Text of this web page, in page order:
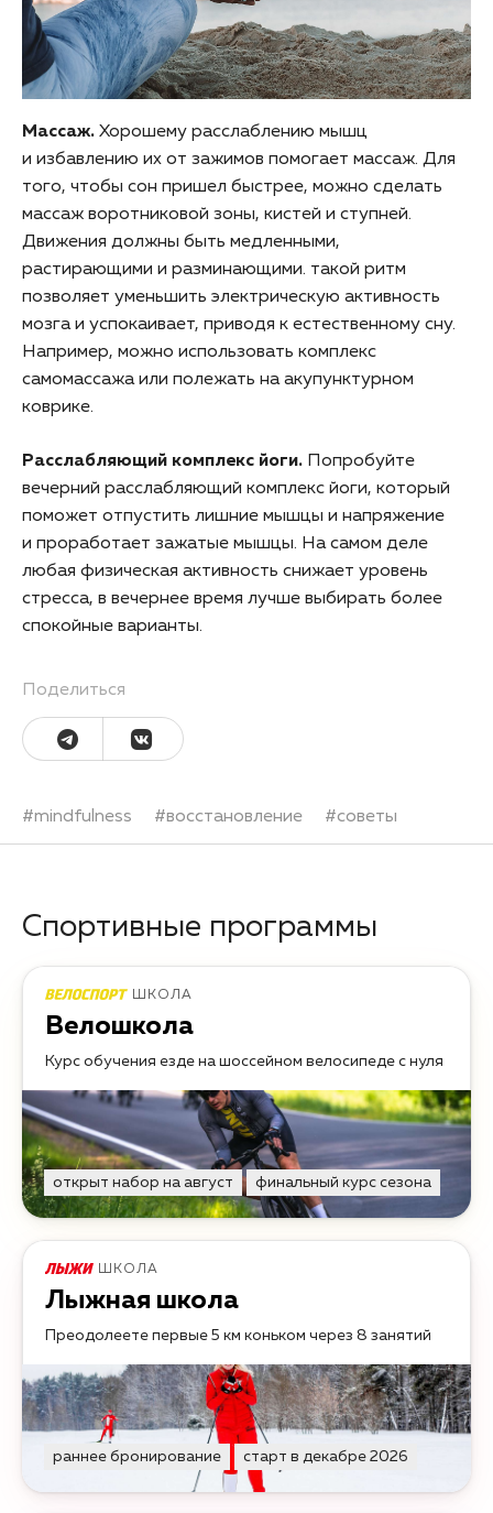
Массаж. Хорошему расслаблению мышц
и избавлению их от зажимов помогает массаж. Для
того, чтобы сон пришел быстрее, можно сделать
массаж воротниковой зоны, кистей и ступней.
Движения должны быть медленными,
растирающими и разминающими. такой ритм
позволяет уменьшить электрическую активность
мозга и успокаивает, приводя к естественному сну.
Например, можно использовать комплекс
самомассажа или полежать на акупунктурном
коврике.
Расслабляющий комплекс йоги. Попробуйте
вечерний расслабляющий комплекс йоги, который
поможет отпустить лишние мышцы и напряжение
и проработает зажатые мышцы. На самом деле
любая физическая активность снижает уровень
стресса, в вечернее время лучше выбирать более
спокойные варианты.
Поделиться
#mindfulness #восстановление #советы
Спортивные программы
ШКОЛА
Велошкола
Курс обучения езде на шоссейном велосипеде с нуля
открыт набор на август финальный курс сезона
ШКОЛА
Лыжная школа
Преодолеете первые 5 км коньком через 8 занятий
раннее бронирование старт в декабре 2026